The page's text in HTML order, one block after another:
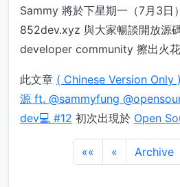
Sammy 將於下星期一（7月3日
852dev.xyz 與大家暢談開放源
developer community 擦出火花
此文章 ( Chinese Version Only
源 ft. @sammyfung
dev💻 #12 初次出現於 Open
«« « Archive